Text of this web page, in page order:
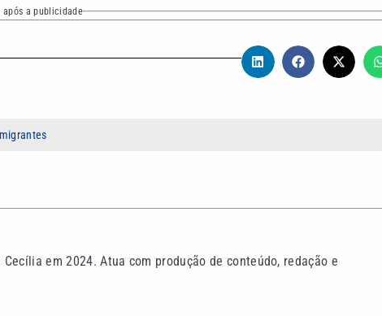
após a publicidade
em 2024. Atua com produção de conteúdo, redação e